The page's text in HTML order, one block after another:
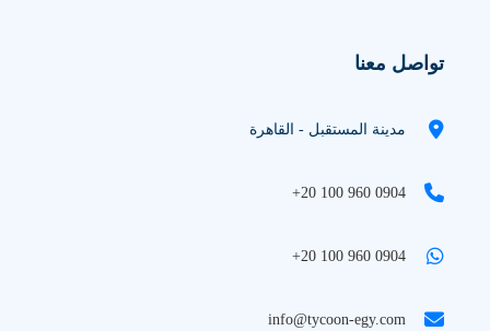
تواصل معنا
مدينة المستقبل - القاهرة
+20 100 960 0904
+20 100 960 0904
info@tycoon-egy.com